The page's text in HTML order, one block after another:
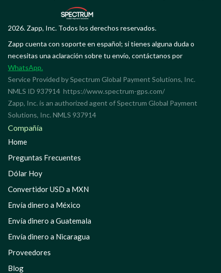
2026. Zapp, Inc. Todos los derechos reservados.
Zapp cuenta con soporte en español; si tienes alguna duda o
necesitas una aclaración sobre tu envío, contáctanos por
WhatsApp.
Service Provided by Spectrum Global Payment Solutions, Inc.
NMLS ID 937914 https://www.spectrum-gps.com/
Zapp, Inc. is an authorized agent of Spectrum Global Payment
Solutions, Inc. NMLS 937914
Compañía
Home
Preguntas Frecuentes
Dólar Hoy
Convertidor USD a MXN
Envía dinero a México
Envía dinero a Guatemala
Envía dinero a Nicaragua
Proveedores
Blog